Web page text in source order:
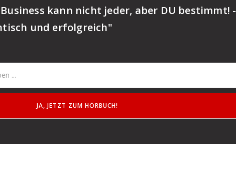
kann nicht jeder, aber DU bestimmt! -
und erfolgreich"
JA, JETZT ZUM HÖRBUCH!